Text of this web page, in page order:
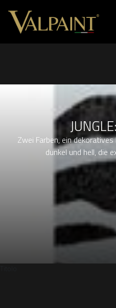
Zwei Farben, ein
dunkel und hell, die